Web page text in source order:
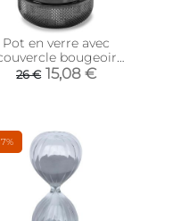
Pot en verre avec
bougeoir
intégré Allira (Gris
fumé)
26 € 15,08 €